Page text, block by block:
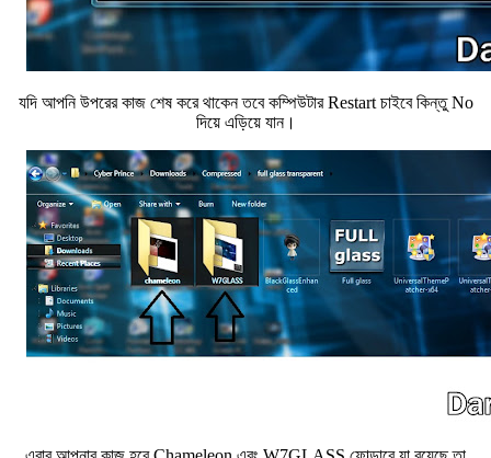
যদি আপনি উপরের কাজ শেষ করে থাকেন তবে কম্পিউটার Restart চাইবে কিন্তু No
দিয়ে এড়িয়ে যান।